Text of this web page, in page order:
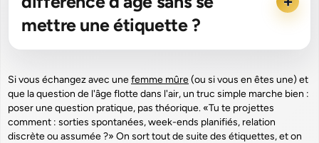
mettre une étiquette ?
Si vous échangez avec unefemme mûre(ou si vous en êtes une) et
que la question de l'âge flotte dans l'air, un truc simple marche bien :
poser une question pratique, pas théorique. «Tu te projettes
comment : sorties spontanées, week-ends planifiés, relation
discrète ou assumée ?» On sort tout de suite des étiquettes, et on